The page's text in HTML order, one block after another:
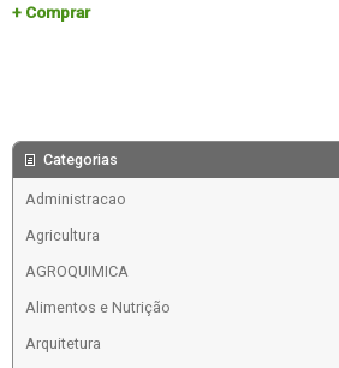
Comprar
Categorias
Administracao
Agricultura
AGROQUIMICA
Alimentos e Nutrição
Arquitetura